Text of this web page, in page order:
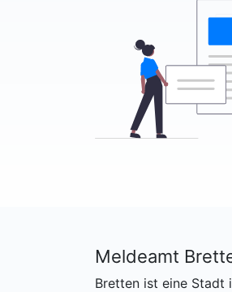
Meldeamt
Bretten ist eine Stadt